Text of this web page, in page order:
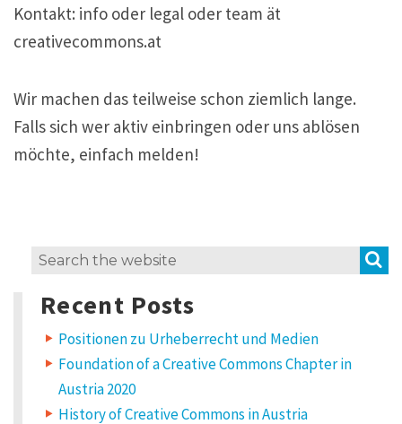
Kontakt: info oder legal oder team ät
creativecommons.at
Wir machen das teilweise schon ziemlich lange.
Falls sich wer aktiv einbringen oder uns ablösen
möchte, einfach melden!
Search
Recent Posts
Positionen zu Urheberrecht und Medien
Foundation of a Creative Commons Chapter in
Austria 2020
History of Creative Commons in Austria